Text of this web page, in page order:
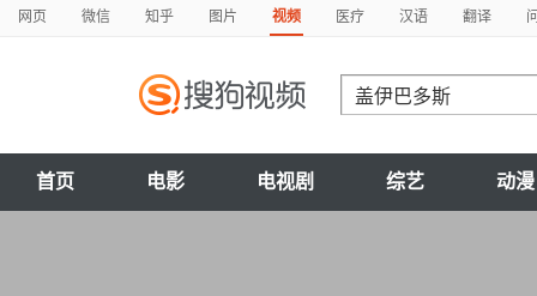
网页 微信 知乎 图片 视频 医疗 汉语 翻译
首页 电影 电视剧 综艺 动漫